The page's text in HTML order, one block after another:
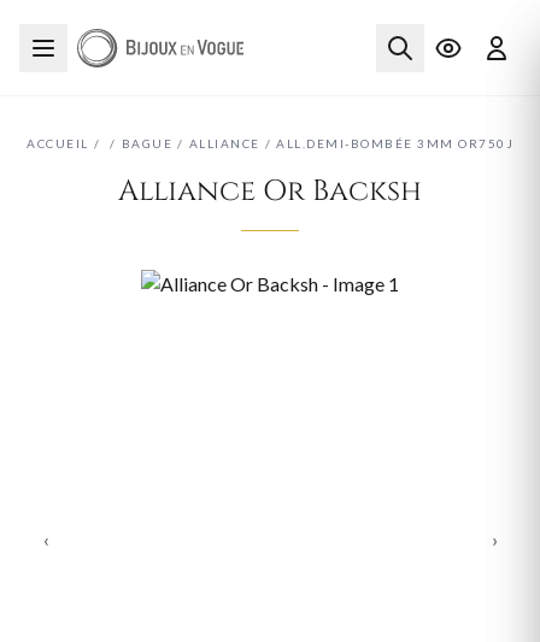
ACCUEIL / / BAGUE / ALLIANCE / ALL.DEMI-BOMBÉE 3MM OR750J
Alliance Or Backsh
‹ ›